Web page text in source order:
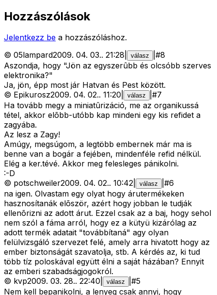
Hozzászólások
Jelentkezz be a hozzászóláshoz.
© 05lampard2009. 04. 03.. 21:28 válasz #8
Aszondja, hogy "Jön az egyszerûbb és olcsóbb szerves
elektronika?"
Ja, jön, épp most jár Hatvan és Pest között.
© Epikurosz2009. 04. 02.. 11:20 válasz #7
Ha tovább megy a miniatûrizáció, me az organikussá
tétel, akkor elõbb-utóbb kap mindeni egy kis refidet a
zagyába.
Az lesz a Zagy!
Amúgy, megsúgom, a legtöbb embernek már ma is
benne van a bogár a fejében, mindenféle refid nélkül.
Elég a ker.tévé. Akkor meg felesleges pánikolni.
:-D
© potschweiler2009. 04. 02.. 10:42 válasz #6
na igen. Olvastam egy olyat hogy árutermékeken
hasznosítanák elõször, azért hogy jobban le tudják
ellenõrizni az adott árut. Ezzel csak az a baj, hogy sehol
nem szól a fáma arról, hogy ez a kütyü kizárólag az
adott termék adatait "továbbítaná" agy olyan
felülvizsgáló szervezet felé, amely arra hivatott hogy az
ember biztonságát szavatolja, stb. A kérdés az, ki tud
több tíz poloskával együtt élni a saját házában? Ennyit
az emberi szabadságjogokról.
© kvp2009. 03. 28.. 22:40 válasz #5
Nem kell bepanikolni, a lenyeg csak annyi, hogy